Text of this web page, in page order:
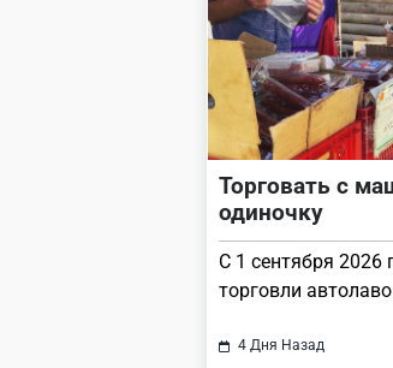
Торговать с
одиночку
С 1 сентября 2026
торговли
4 Дня Назад